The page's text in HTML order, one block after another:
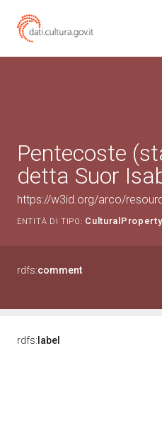
Pentecoste
detta Suor
https://w3id.org/arco/
ENTITÀ DI TIPO:
rdfs:comment
rdfs: label